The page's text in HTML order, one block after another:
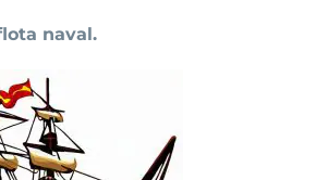
naval.